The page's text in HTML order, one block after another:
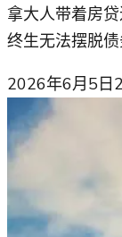
拿大人带着房
终生无法摆脱债
2026年6月5日2